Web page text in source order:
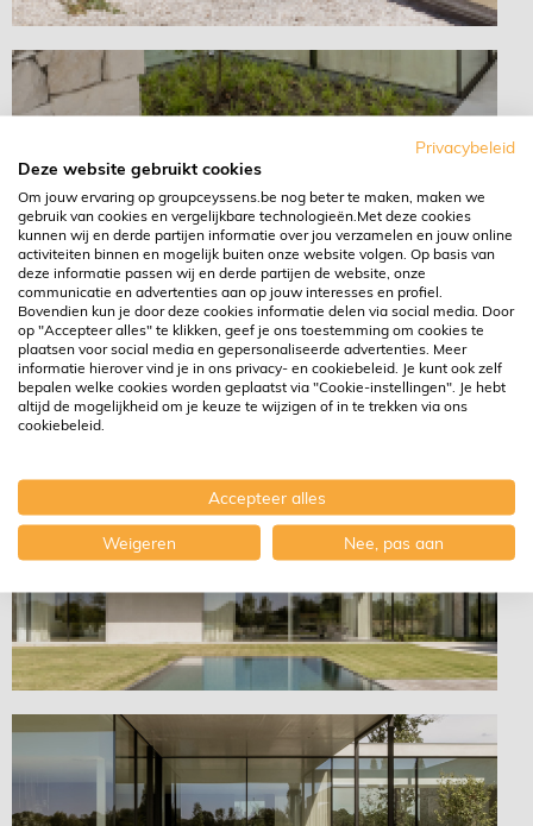
Privacybeleid
Deze website gebruikt cookies
Om jouw ervaring op groupceyssens.be nog beter te maken, maken we
gebruik van cookies en vergelijkbare technologieën.Met deze cookies
kunnen wij en derde partijen informatie over jou verzamelen en jouw online
activiteiten binnen en mogelijk buiten onze website volgen. Op basis van
deze informatie passen wij en derde partijen de website, onze
communicatie en advertenties aan op jouw interesses en profiel.
Bovendien kun je door deze cookies informatie delen via social media. Door
op "Accepteer alles" te klikken, geef je ons toestemming om cookies te
plaatsen voor social media en gepersonaliseerde advertenties. Meer
informatie hierover vind je in ons privacy- en cookiebeleid. Je kunt ook zelf
bepalen welke cookies worden geplaatst via "Cookie-instellingen". Je hebt
altijd de mogelijkheid om je keuze te wijzigen of in te trekken via ons
cookiebeleid.
Accepteer alles
Weigeren Nee, pas aan